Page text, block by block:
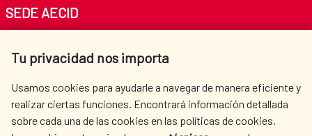
Tu privacidad nos importa
Usamos cookies para ayudarle a navegar de manera eficiente y
realizar ciertas funciones. Encontrará información detallada
sobre cada una de las cookies en las políticas de cookies.
SEDE AECID
Tel. +34 900 20 30 54​​​​​​​
AECID
WHERE DO WE COOPERATE?